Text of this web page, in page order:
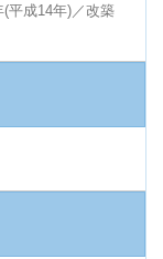
平成14年)／改築